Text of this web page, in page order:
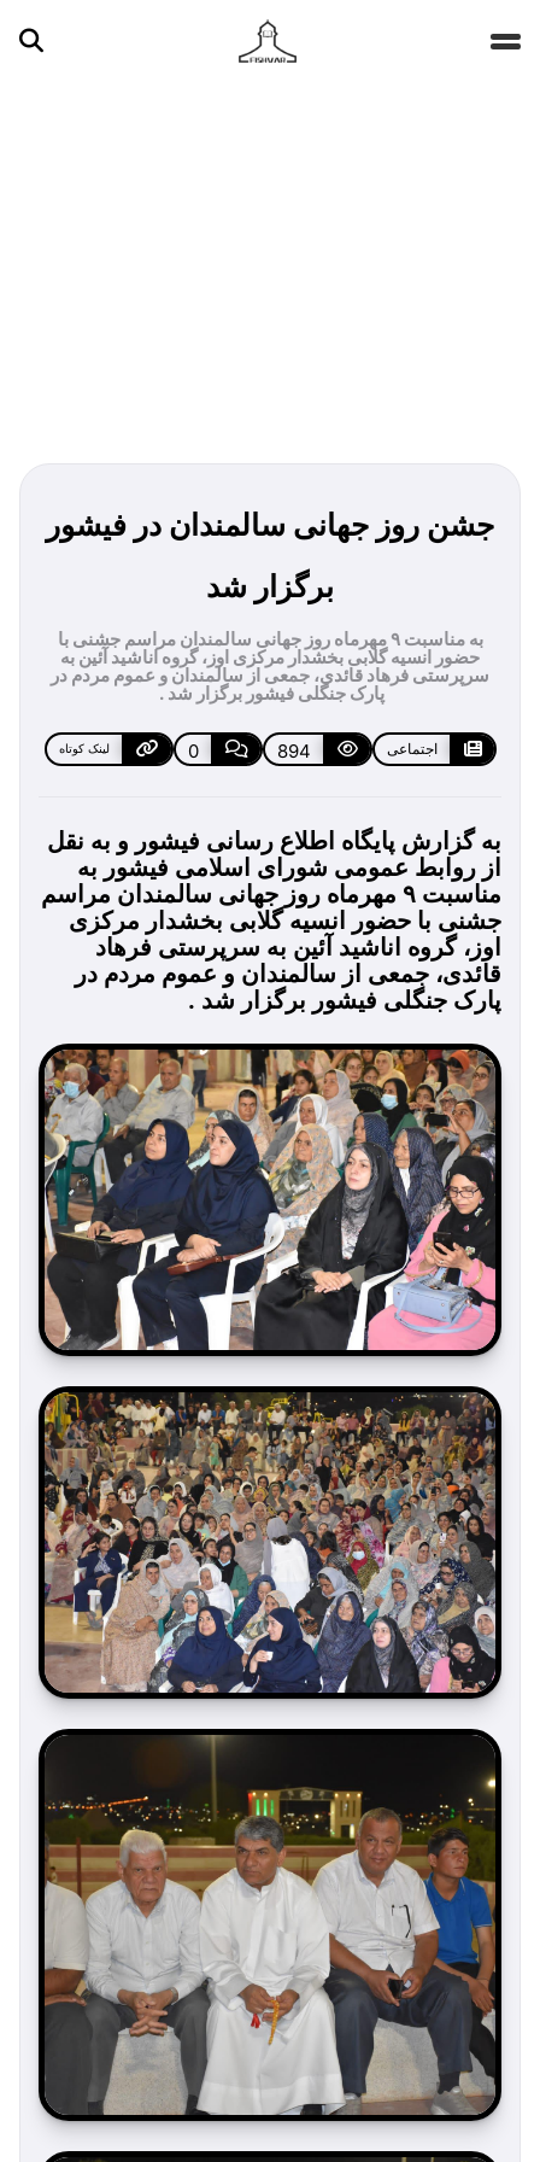
جشن روز جهانی سالمندان در فیشور
برگزار شد
به مناسبت ۹ مهرماه روز جهانی سالمندان مراسم جشنی با
حضور انسیه گلابی بخشدار مرکزی اوز، گروه اناشید آئین به
سرپرستی فرهاد قائدی، جمعی از سالمندان و عموم مردم در
پارک جنگلی فیشور برگزار شد .
اجتماعی 894
0 لینک کوتاه
به گزارش پایگاه اطلاع رسانی فیشور و به نقل
از روابط عمومی شورای اسلامی فیشور به
مناسبت ۹ مهرماه روز جهانی سالمندان مراسم
جشنی با حضور انسیه گلابی بخشدار مرکزی
اوز، گروه اناشید آئین به سرپرستی فرهاد
قائدی، جمعی از سالمندان و عموم مردم در
پارک جنگلی فیشور برگزار شد .